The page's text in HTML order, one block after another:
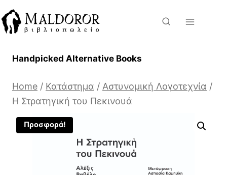
to
content
Handpicked Alternative Books
Home / Κατάστημα / Αστυνομική Λογοτεχνία /
Η Στρατηγική του Πεκινουά
Προσφορά!